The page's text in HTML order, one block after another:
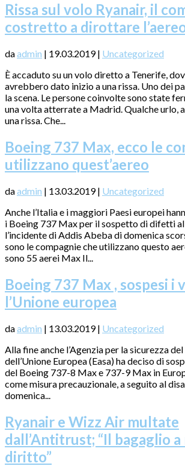
Rissa sul volo Ryanair, il
costretto a dirottare
daadmin | 19.03.2019| Uncategorized
È accaduto su un volo diretto a Tenerife,
avrebbero dato inizio a una rissa. Uno dei
la scena. Le persone coinvolte sono state
una volta atterrate a Madrid. Qualche urlo,
una rissa. Che...
Boeing 737 Max, ecco le
utilizzano quest’aereo
daadmin | 13.03.2019| Uncategorized
Anche l’Italia e i maggiori Paesi europei
i Boeing 737 Max per il sospetto di difetti
l’incidente di Addis Abeba di domenica
sono le compagnie che utilizzano questo
sono 55 aerei Max Il...
Boeing 737 Max , sospesi i
l’Unione europea
daadmin | 13.03.2019| Uncategorized
Alla fine anche l’Agenzia per la sicurezza
dell’Unione Europea (Easa) ha deciso di
del Boeing 737-8 Max e 737-9 Max in
come misura precauzionale, a seguito al
domenica...
Ryanair e Wizz Air multate
dall’Antitrust; “Il bagaglio a
diritto”